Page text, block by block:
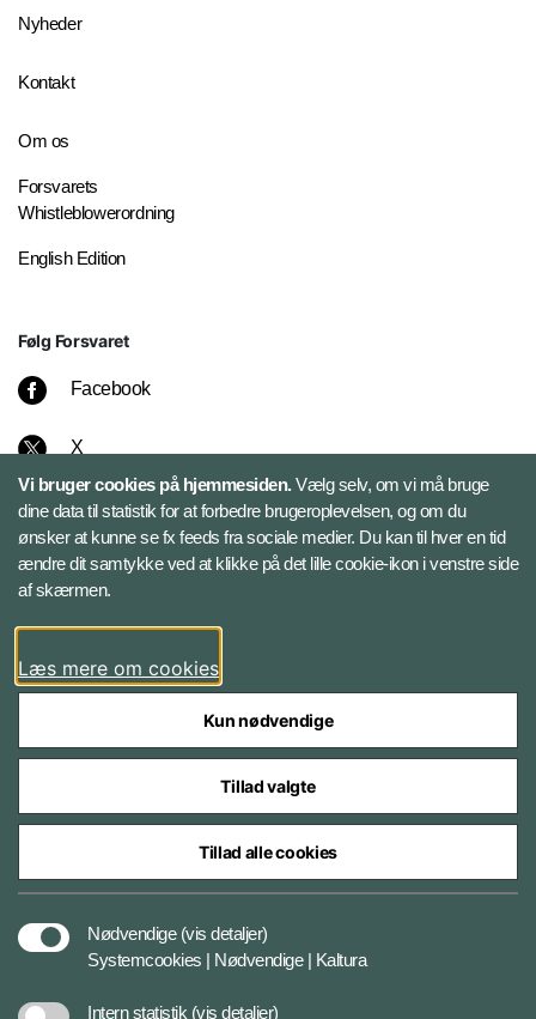
Nyheder
Kontakt
Om os
Forsvarets
Whistleblowerordning
English Edition
Følg Forsvaret
Facebook
X
Instagram
Bluesky
LinkedIn
Styrelser og myndigheder under Forsvarsministeriet
Vi bruger cookies på hjemmesiden.Vælg selv, om vi må bruge
dine data til statistik for at forbedre brugeroplevelsen, og om du
ønsker at kunne se fx feeds fra sociale medier. Du kan til hver en tid
ændre dit samtykke ved at klikke på det lille cookie-ikon i venstre side
af skærmen.
Læs mere om cookies
Kun nødvendige
Tillad valgte
Tillad alle cookies
Nødvendige (vis detaljer)
Systemcookies | Nødvendige | Kaltura
Intern statistik (vis detaljer)